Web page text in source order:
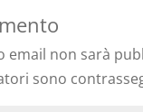
email non sarà
sono